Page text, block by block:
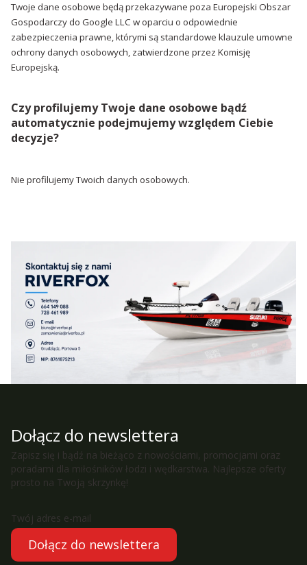
Twoje dane osobowe będą przekazywane poza Europejski Obszar
Gospodarczy do Google LLC w oparciu o odpowiednie
zabezpieczenia prawne, którymi są standardowe klauzule umowne
ochrony danych osobowych, zatwierdzone przez Komisję
Europejską.
Czy profilujemy Twoje dane osobowe bądź
automatycznie podejmujemy względem Ciebie
decyzje?
Nie profilujemy Twoich danych osobowych.
Dołącz do newslettera
Zapisz się i bądź na bieżąco z nowościami, promocjami oraz
poradami dla miłośników łodzi i wędkarstwa. Najlepsze oferty
prosto na Twoją skrzynkę!
Twój adres e-mail
Dołącz do newslettera